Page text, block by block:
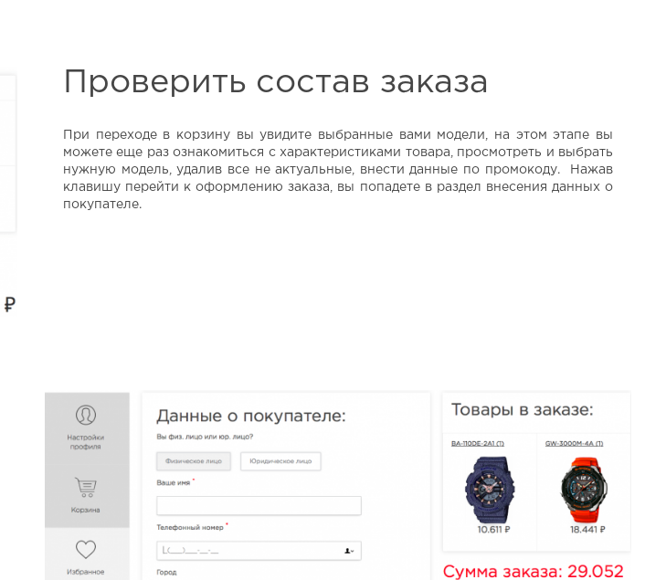
Проверить состав заказа
При переходе в корзину вы увидите выбранные вами модели, на этом этапе вы
можете еще раз ознакомиться с характеристиками товара, просмотреть и выбрать
нужную модель, удалив все не актуальные, внести данные по промокоду. Нажав
клавишу перейти к оформлению заказа, вы попадете в раздел внесения данных о
покупателе.